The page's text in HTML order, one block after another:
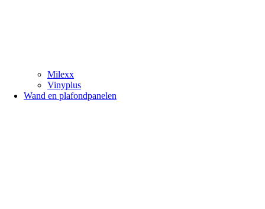
Milexx
Vinyplus
Wand en plafondpanelen